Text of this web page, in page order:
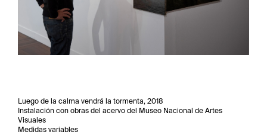
Luego de la calma vendrá la tormenta, 2018
Instalación con obras del acervo del Museo Nacional de Artes
Visuales
Medidas variables